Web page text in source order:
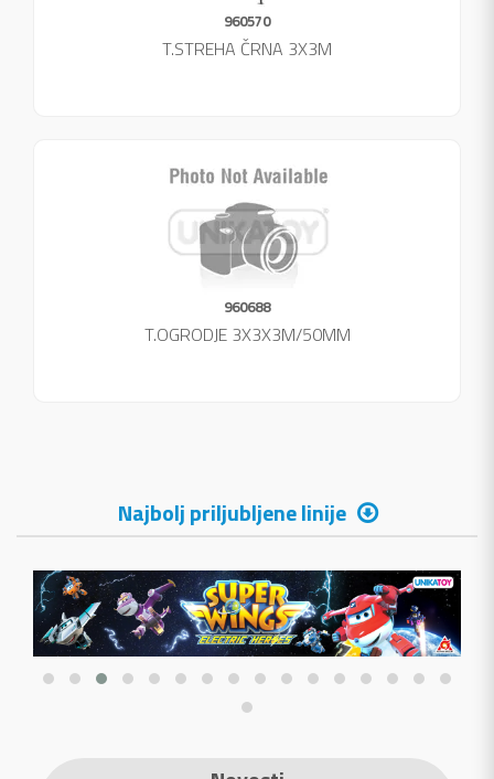
960570
T.STREHA ČRNA 3X3M
960688
T.OGRODJE 3X3X3M/50MM
Najbolj priljubljene linije